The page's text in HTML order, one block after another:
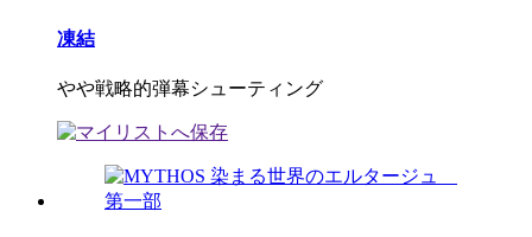
凍結
やや戦略的弾幕シューティング